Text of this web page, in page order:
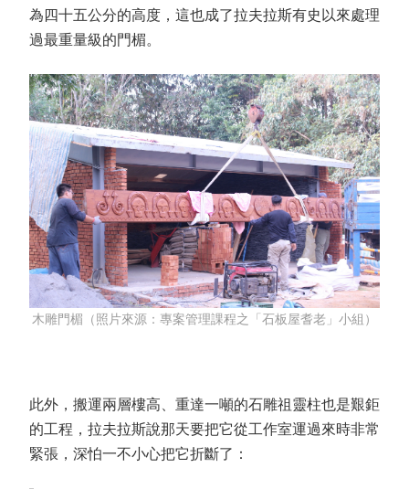
為四十五公分的高度，這也成了拉夫拉斯有史以來處理
過最重量級的門楣。
木雕門楣（照片來源：專案管理課程之「石板屋耆老」小組）
此外，搬運兩層樓高、重達一噸的石雕祖靈柱也是艱鉅
的工程，拉夫拉斯說那天要把它從工作室運過來時非常
緊張，深怕一不小心把它折斷了：